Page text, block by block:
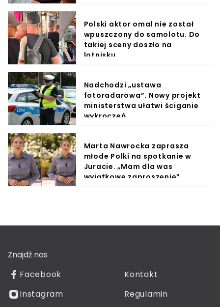
Polski aktor omal nie został
wpuszczony do samolotu. Do
takiej sceny doszło na
lotnisku
Nadchodzi „ustawa
fotoradarowa”. Nowy projekt
ministerstwa ułatwi ściganie
wykroczeń
Marta Nawrocka zaprasza
młode Polki na spotkanie w
Juracie. „Mam dla was
wyjątkowe zaproszenie”
Znajdź nas
Facebook
Instagram
Kontakt
Regulamin